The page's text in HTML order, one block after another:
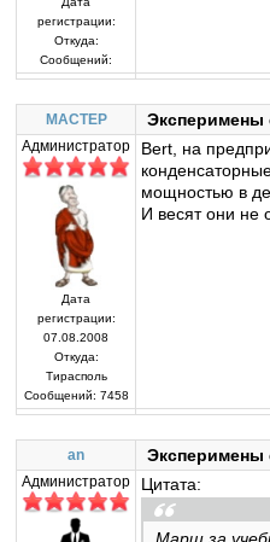
регистрации:
Откуда:
Сообщений:
MACTEP Эксперимены
Администратор
Дата
регистрации:
07.08.2008
Откуда:
Тирасполь
Сообщений: 7458
Bert, на
мощностью в
И весят они не
an Эксперимены
Администратор Цитата:
Марш за